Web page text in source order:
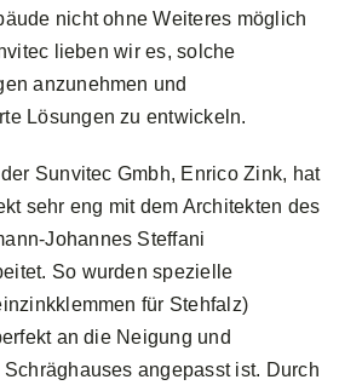
nicht ohne Weiteres möglich
lieben wir es, solche
anzunehmen und
Lösungen zu entwickeln.
Sunvitec Gmbh, Enrico Zink, hat
sehr eng mit dem Architekten des
Johannes Steffani
So wurden spezielle
für Stehfalz)
an die Neigung und
angepasst ist. Durch